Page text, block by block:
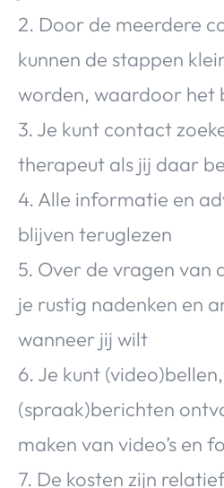
2. Door de meerdere
kunnen de stappen
worden, waardoor het
3. Je kunt contact
therapeut als jij daar
4. Alle informatie en
blijven teruglezen
5. Over de vragen van
je rustig nadenken en
wanneer jij wilt
6. Je kunt (video)bellen,
(spraak)berichten
maken van video’s en
7. De kosten zijn